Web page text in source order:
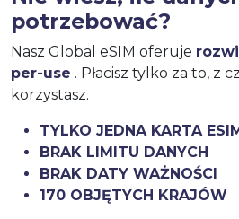
potrzebować?
Nasz Global eSIM oferuje
per-use . Płacisz tylko za to, z
korzystasz.
TYLKO JEDNA KARTA
BRAK LIMITU DANYCH
BRAK DATY WAŻNOŚCI
170 OBJĘTYCH KRAJÓW